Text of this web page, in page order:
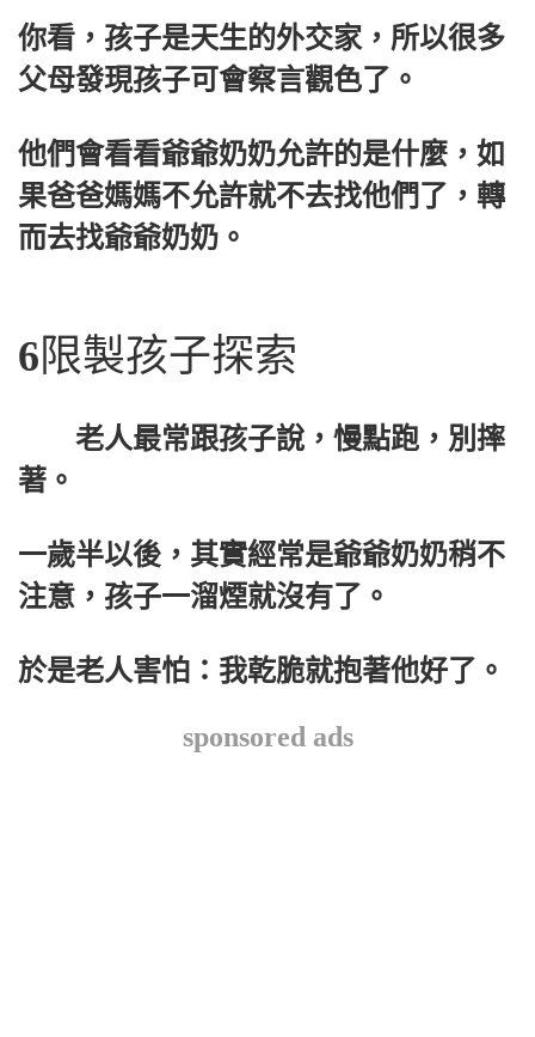
你看，孩子是天生的外交家，所以很多
父母發現孩子可會察言觀色了。
他們會看看爺爺奶奶允許的是什麼，如
果爸爸媽媽不允許就不去找他們了，轉
而去找爺爺奶奶。
6 限製孩子探索
老人最常跟孩子說，慢點跑，別摔
著。
一歲半以後，其實經常是爺爺奶奶稍不
注意，孩子一溜煙就沒有了。
於是老人害怕：我乾脆就抱著他好了。
sponsored ads